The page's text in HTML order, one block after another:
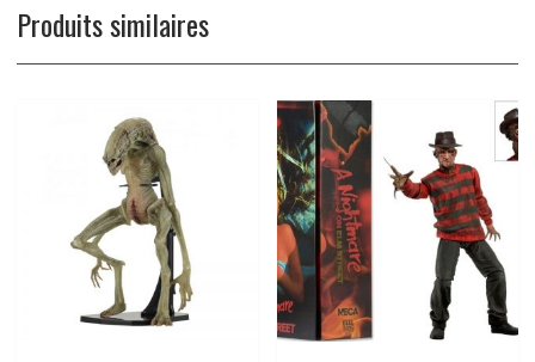
Produits similaires